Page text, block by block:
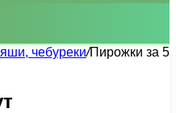
чебуреки/Пирожки за 5